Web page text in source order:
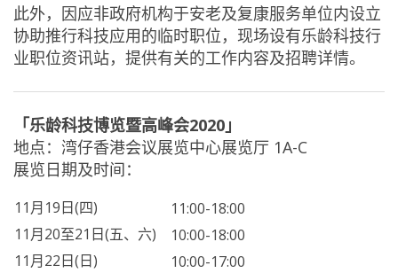
此外，因应非政府机构于安老及复康服务单位内设立
协助推行科技应用的临时职位，现场设有乐龄科技行
业职位资讯站，提供有关的工作内容及招聘详情。
「乐龄科技博览暨高峰会2020」
地点：湾仔香港会议展览中心展览厅 1A-C
展览日期及时间：
11月19日(四)
11:00-18:00
11月20至21日(五、六)
10:00-18:00
11月22日(日)
10:00-17:00